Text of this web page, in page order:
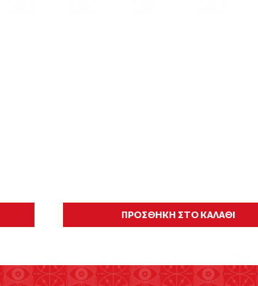
ΠΡΟΣΘΗΚΗ ΣΤΟ ΚΑΛΑΘΙ